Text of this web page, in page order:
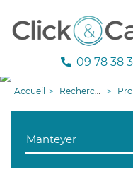
09 78 38
Accueil Recherche aide à domicile Provence-